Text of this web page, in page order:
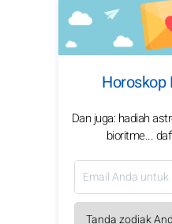
Horoskop
Dan juga: hadiah
bioritme...